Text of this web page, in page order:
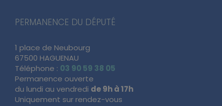
PERMANENCE DU DÉPUTÉ
1 place de Neubourg
67500 HAGUENAU
Téléphone : 03 90 59 38 05
Permanence ouverte
du lundi au vendredi de 9h à 17h
Uniquement sur rendez-vous